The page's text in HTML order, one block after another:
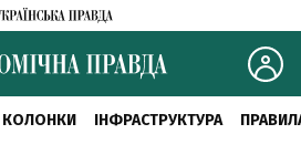
КОЛОНКИ ІНФРАСТРУКТУРА